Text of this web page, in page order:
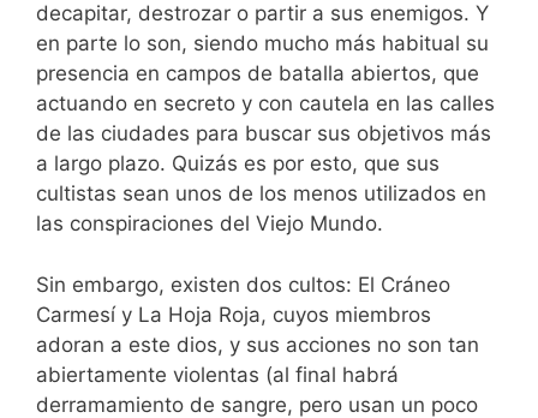
decapitar, destrozar o partir a sus enemigos. Y
en parte lo son, siendo mucho más habitual su
presencia en campos de batalla abiertos, que
actuando en secreto y con cautela en las calles
de las ciudades para buscar sus objetivos más
a largo plazo. Quizás es por esto, que sus
cultistas sean unos de los menos utilizados en
las conspiraciones del Viejo Mundo.
Sin embargo, existen dos cultos: El Cráneo
Carmesí y La Hoja Roja, cuyos miembros
adoran a este dios, y sus acciones no son tan
abiertamente violentas (al final habrá
derramamiento de sangre, pero usan un poco